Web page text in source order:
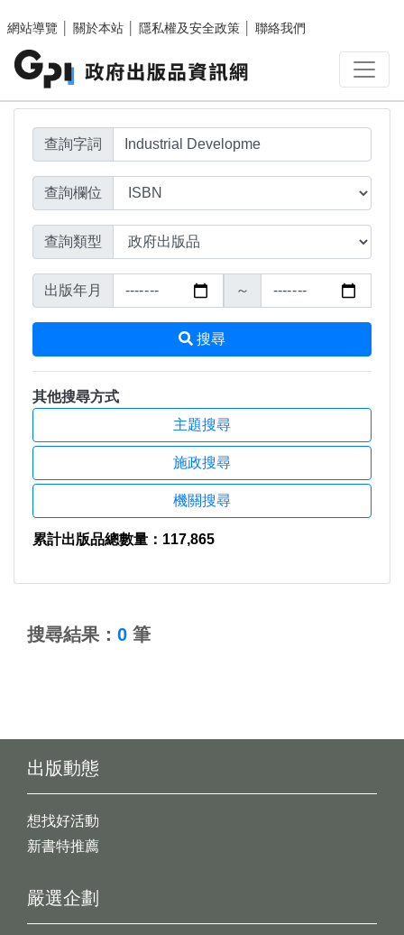
網站導覽
關於本站 隱私權及安全政策 聯絡我們
搜尋結果頁面
查詢字詞
查詢欄位
查詢類型
出版年月 ～
搜尋
其他搜尋方式
主題搜尋
施政搜尋
機關搜尋
累計出版品總數量：117,865
搜尋結果： 0 筆
出版動態
想找好活動
新書特推薦
嚴選企劃